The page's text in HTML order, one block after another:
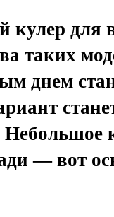
кулер для
таких
днем
— вот